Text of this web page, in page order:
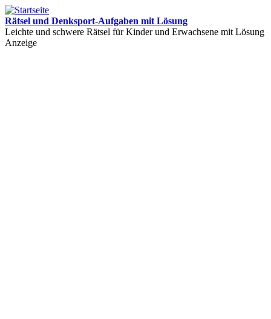
Rätsel und Denksport-Aufgaben mit Lösung
Leichte und schwere Rätsel für Kinder und Erwachsene mit Lösung
Anzeige